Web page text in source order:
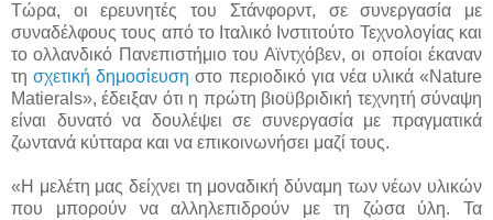
Τώρα, οι ερευνητές του Στάνφορντ, σε συνεργασία με
συναδέλφους τους από το Ιταλικό Ινστιτούτο Τεχνολογίας και
το ολλανδικό Πανεπιστήμιο του Αϊντχόβεν, οι οποίοι έκαναν
τησχετική δημοσίευση στο περιοδικό για νέα υλικά «Nature
Matierals», έδειξαν ότι η πρώτη βιοϋβριδική τεχνητή σύναψη
είναι δυνατό να δουλέψει σε συνεργασία με πραγματικά
ζωντανά κύτταρα και να επικοινωνήσει μαζί τους.
«Η μελέτη μας δείχνει τη μοναδική δύναμη των νέων υλικών
που μπορούν να αλληλεπιδρούν με τη ζώσα ύλη. Τα